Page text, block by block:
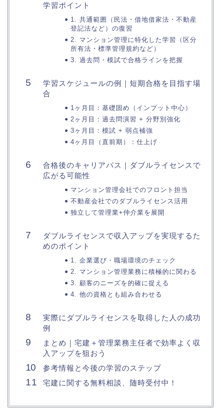
学習ポイント
1. 共通範囲（民法・借地借家法・不動産
登記法など）の復習
2. マンション管理に特化した学習（区分
所有法・標準管理規約など）
3. 過去問・模試で合格ラインを把握
学習スケジュールの例｜短期合格を目指す場
合
1ヶ月目：基礎固め（インプット中心）
2ヶ月目：過去問演習 + 分野別強化
3ヶ月目：模試 + 弱点補強
4ヶ月目（直前期）：仕上げ
合格後のキャリアパス｜ダブルライセンスで
広がる可能性
マンション管理会社でのフロント担当
不動産会社でのダブルライセンス活用
独立して管理業+仲介業を展開
ダブルライセンスで収入アップを実現するた
めのポイント
1. 企業選び・職場環境のチェック
2. マンション管理業務に積極的に関わる
3. 顧客のニーズを的確に捉える
4. 他の資格とも組み合わせる
実際にダブルライセンスを取得した人の成功
例
まとめ｜宅建＋管理業務主任者で効率よく収
入アップを狙おう
参考情報と今後の学習のステップ
宅建に関する無料相談、随時受付中！